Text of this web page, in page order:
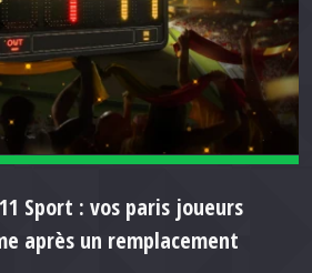
Sport : vos paris joueurs
après un remplacement